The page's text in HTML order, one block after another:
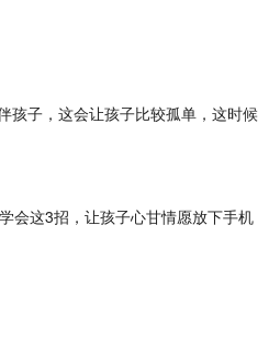
孩子，这会让孩子比较孤单，这时候